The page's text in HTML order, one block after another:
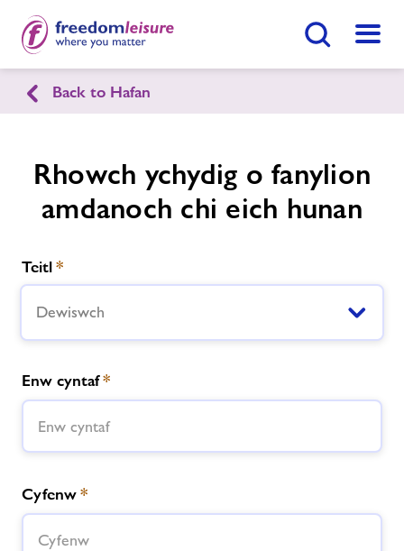
English Cymraeg
Canolfan Chwaraeon Llandeilo
Ferwallt
Hafan
Ein cyfleusterau
Amserlenni
Aelodaethau
Newyddion
Cysylltwch â ni
Dod O Hyd I Ganolfan
Back to Hafan
Rhowch ychydig o fanylion
amdanoch chi eich hunan
Teitl*
Dewiswch
Enw cyntaf*
Cyfenw*